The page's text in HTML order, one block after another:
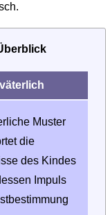
väterlich
Muster
die
des Kindes
Impuls